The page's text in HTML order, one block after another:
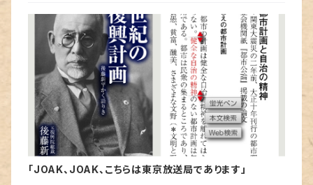
「JOAK、JOAK、こちらは東京放送局であります」